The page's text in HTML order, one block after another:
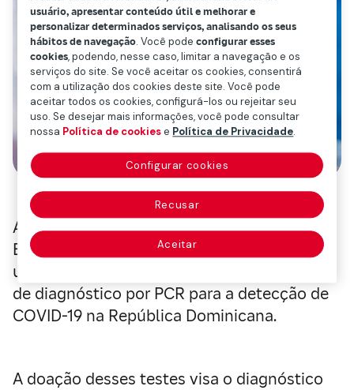
A Fundación Mapfre e o Centro Financeiro
BHD León já entregaram o primeiro lote de
um total de 28.800 testes de confirmação
de diagnóstico por PCR para a detecção de
COVID-19 na República Dominicana.
A doação desses testes visa o diagnóstico
usuário, apresentar conteúdo útil e melhorar e
personalizar determinados serviços, analisando os seus
hábitos de navegação. Você podeconfigurar esses
cookies, podendo, nesse caso, limitar a navegação e os
serviços do site. Se você aceitar os cookies, consentirá
com a utilização dos cookies deste site. Você pode
aceitar todos os cookies, configurá-los ou rejeitar seu
uso. Se desejar mais informações, você pode consultar
nossa Política de cookiese Política de Privacidade.
Configurar cookies
Recusar
Aceitar